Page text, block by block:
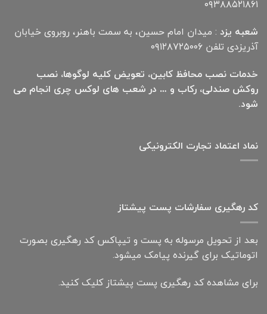
۰۹۳۸۸۵۲۱۸۶۱
شعبه یزد : میدان امام حسین، به سمت باهنر، روبروی خیابان
آذریزدی تلفن ۰۹۱۲۸۷۲۵۰۰۶
خدمات نصب محافظ کابین، تعویض کلیه لوگوها، نصب
روکش صندلی، رکاب و … در شعب های لوکس چری انجام می
شود.
نماد اعتماد تجارت الكترونیكی
کد رهگیری سفارشات پست پیشتاز
بعد از تحویل مرسوله به پست و تیپاکس کد رهگیری بصورت
اتوماتیک برای گیرنده پیامک میشود.
برای مشاهده کد رهگیری پست پیشتاز کلیک کنید.